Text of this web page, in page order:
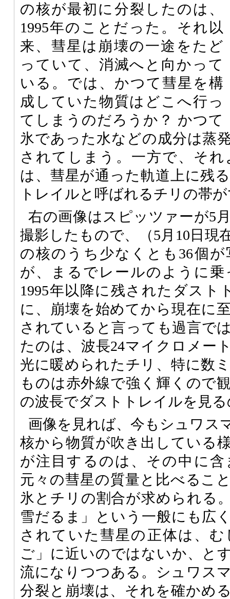
の核が最初に分裂したのは、
1995年のことだった。それ以
来、彗星は崩壊の一途をたど
っていて、消滅へと向かって
いる。では、かつて彗星を構
成していた物質はどこへ行っ
てしまうのだろうか？ かつて
氷であった水などの成分は蒸
されてしまう。一方で、そ
は、彗星が通った軌道上に残
トレイルと呼ばれるチリの帯
右の画像はスピッツァーが5
撮影したもので、（5月10日現
の核のうち少なくとも36個
が、まるでレールのように
1995年以降に残されたダスト
に、崩壊を始めてから現在に
されていると言っても過言で
たのは、波長24マイクロメー
光に暖められたチリ、特に数
ものは赤外線で強く輝くので
の波長でダストトレイルを見
画像を見れば、今もシュワス
核から物質が吹き出している
が注目するのは、その中に
元々の彗星の質量と比べるこ
氷とチリの割合が求められる
雪だるま」という一般にも広
されていた彗星の正体は、
ご」に近いのではないか、と
流になりつつある。シュワス
分裂と崩壊は、それを確かめ